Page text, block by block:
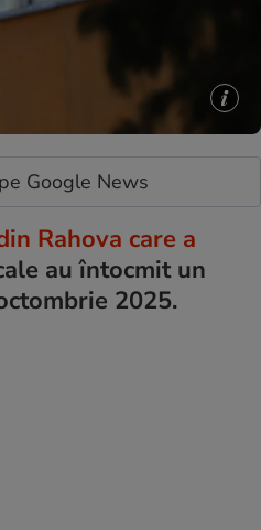
Google News
Rahova care a
au întocmit un
2025.